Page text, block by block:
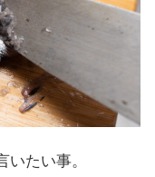
たい事。